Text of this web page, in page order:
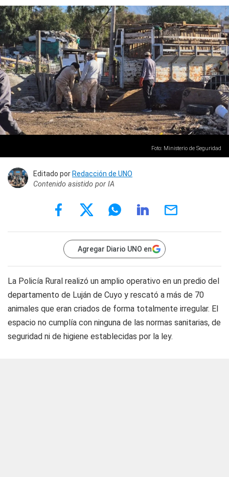
Foto: Ministerio de Seguridad
Editado porRedacción de UNO
Contenido asistido por IA
Agregar Diario UNO en
La Policía Rural realizó un amplio operativo en un predio del
departamento de Luján de Cuyo y rescató a más de 70
animales que eran criados de forma totalmente irregular. El
espacio no cumplía con ninguna de las normas sanitarias, de
seguridad ni de higiene establecidas por la ley.